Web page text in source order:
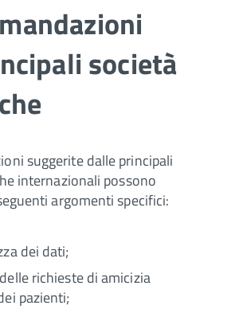
società
suggerite dalle principali
internazionali possono
argomenti specifici:
dei dati;
richieste di amicizia
pazienti;